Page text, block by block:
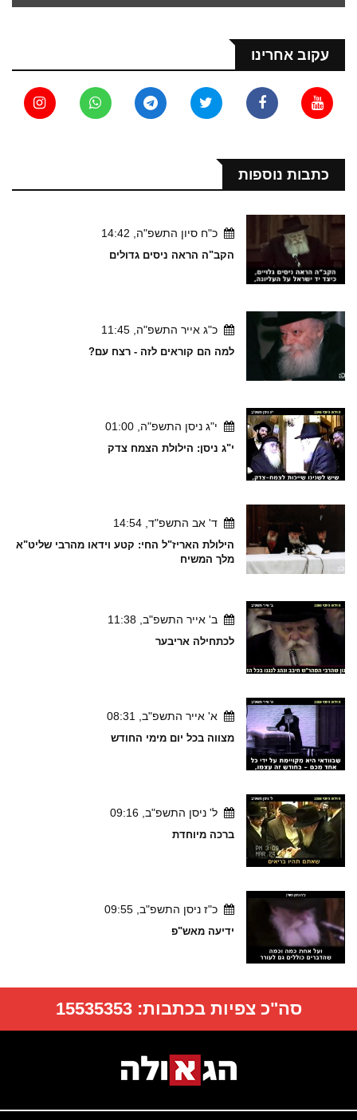
עקוב אחרינו
כתבות נוספות
כ"ח סיון התשפ"ה, 14:42
הקב"ה הראה ניסים גדולים
כ"ג אייר התשפ"ה, 11:45
למה הם קוראים לזה - רצח עם?
י"ג ניסן התשפ"ה, 01:00
י"ג ניסן: הילולת הצמח צדק
ד' אב התשפ"ד, 14:54
הילולת האריז"ל החי: קטע וידאו מהרבי שליט"א
מלך המשיח
ב' אייר התשפ"ב, 11:38
לכתחילה אריבער
א' אייר התשפ"ב, 08:31
מצווה בכל יום מימי החודש
ל' ניסן התשפ"ב, 09:16
ברכה מיוחדת
כ"ז ניסן התשפ"ב, 09:55
ידיעה מאש"פ
סה"כ צפיות בכתבות:15535353